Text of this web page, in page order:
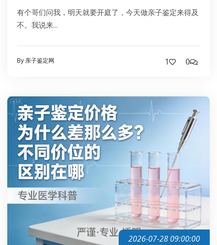
有个哥们问我，明天就要开庭了，今天做亲子鉴定来得及
不。我说来...
By 亲子鉴定网 1 0
2026-07-28 09:00:00